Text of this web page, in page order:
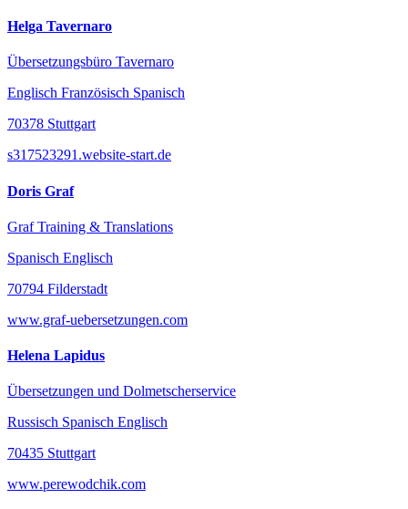
Helga Tavernaro
Übersetzungsbüro Tavernaro
Englisch Französisch Spanisch
70378 Stuttgart
s317523291.website-start.de
Doris Graf
Graf Training & Translations
Spanisch Englisch
70794 Filderstadt
www.graf-uebersetzungen.com
Helena Lapidus
Übersetzungen und Dolmetscherservice
Russisch Spanisch Englisch
70435 Stuttgart
www.perewodchik.com